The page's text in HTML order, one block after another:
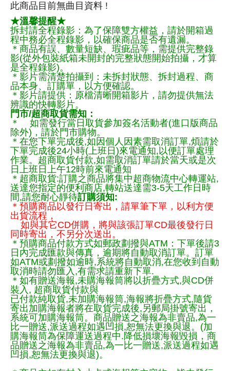
此商品目前無曲目資料 !
★溫馨提醒★
拆封請全程錄影：為了保障雙方權益，請於開箱過
程中務必全程錄影，以確保商品是否有遺漏。
＊商品有誤、數量短缺、瑕疵品等，需提供完整錄
影(從外包裝紙箱未開封的完整狀態開始拍攝，才算
是全程錄影)。
＊影片需清楚拍攝到：未拆封狀態、拆封過程、商
品本身、訂購單，以方便確認。
＊影片請提供：原檔清晰開箱影片，請勿提供無法
辨識的快轉影片。
門市/超商取貨需知：
＊ 如需發行當日取貨參加簽名活動者(進口版商品
除外)，請於門市購物。
＊在您下單完成後,如因個人因素需取消訂單,煩請於
下單完成後24小時(上班日)來電通知,以便訂單處理
作業。超商取貨付款,如需取消訂單請於當天或是次
日上班日上午12時前來電通知
＊超商取貨:訂購之商品將集中超商物流中心轉運站,
送達您指定的便利商店,轉站送達需3-5天工作日時
間,請您耐心靜待訂購須知:
＊預購商品以發行日寄出，請單筆下單，以利方便
出貨流程，
如與其它CD併購，將與該張訂單CD最後發行日
同時寄出，不另分次送出。
＊預購商品付款方式如郵政劃撥與ATM：下單後請3
日內完成匯款與傳真，逾期將自動取消訂單。訂單
如ATM或劃撥如逾時,系統將自動取消,在您收到自動
取消時請勿匯入,有需求請重新下單.
＊如有贈送海報,未購海報筒將以折疊方式,與CD併
裝入, 超商取貨付款與
已付款純取貨,未加購海報筒,海報將折疊方式,隨貨
寄出加購海報者將在取貨完成後,另郵局掛號寄出，
系統可加購海報筒。商品贈送之海報為非賣品,為一
比一贈送,派送過程如遇凹損,恕無法更換與退。(加
購海報筒為保障運送過程中.降低損壞海報毀損，商
品贈送之海報為非賣品,為一比一贈送,派送過程如遇
凹損,恕無法更換與退)。